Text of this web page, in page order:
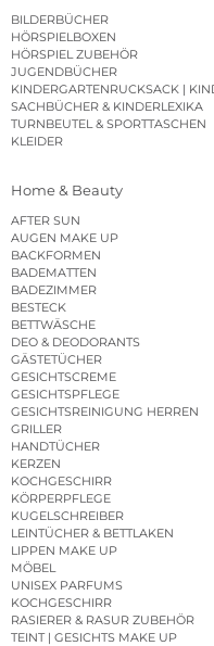
BILDERBÜCHER
HÖRSPIELBOXEN
HÖRSPIEL ZUBEHÖR
JUGENDBÜCHER
SACHBÜCHER & KINDERLEXIKA
TURNBEUTEL & SPORTTASCHEN
KLEIDER
Home & Beauty
AFTER SUN
AUGEN MAKE UP
BACKFORMEN
BADEMATTEN
BADEZIMMER
BESTECK
BETTWÄSCHE
DEO & DEODORANTS
GÄSTETÜCHER
GESICHTSCREME
GESICHTSPFLEGE
GESICHTSREINIGUNG HERREN
GRILLER
HANDTÜCHER
KERZEN
KOCHGESCHIRR
KÖRPERPFLEGE
KUGELSCHREIBER
LEINTÜCHER & BETTLAKEN
LIPPEN MAKE UP
MÖBEL
UNISEX PARFUMS
KOCHGESCHIRR
RASIERER & RASUR ZUBEHÖR
TEINT | GESICHTS MAKE UP